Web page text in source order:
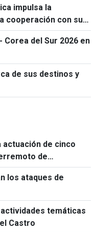
impulsa la
cooperación con sus
Corea del Sur 2026 en
de sus destinos y
de cinco
de
los ataques de
temáticas
Castro